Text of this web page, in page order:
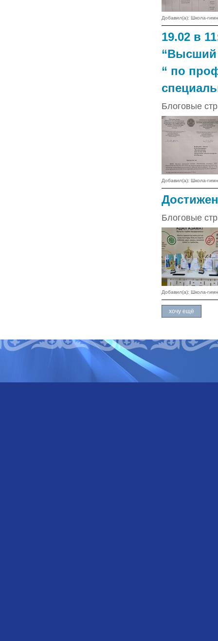
Добавил(а): Школа-
19.02 в
“Высший
“ по
Блоговые
Добавил(а): Школа-
Блоговые
Добавил(а): Школа-
хочу ещё